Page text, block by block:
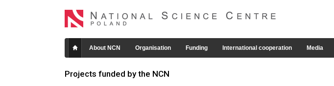
About NCN Organisation Funding International cooperation Media
Projects funded by the NCN